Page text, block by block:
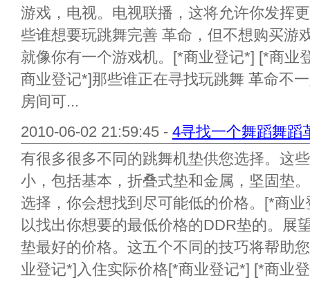
游戏，电视。电视联播，这将允许你发挥
些谁想要玩跳舞完善 革命，但不想购买游
就像你有一个游戏机。[*商业登记*] [*商业
商业登记*]那些谁正在寻找玩跳舞 革命不
房间可...
2010-06-02 21:59:45 - 4寻找一个舞蹈舞蹈
有很多很多不同的跳舞机垫供您选择。这
小，包括基本，折叠式垫和金属，坚固垫
选择，你会想找到尽可能低的价格。[*商
以找出你想要的最低价格的DDR垫的。展
垫最好的价格。这五个不同的技巧将帮助
业登记*]入住实际价格[*商业登记*] [*商业